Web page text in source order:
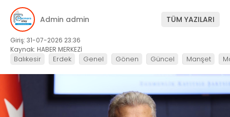
Admin admin TÜM YAZILARI
Giriş: 31-07-2026 23:36
Kaynak: HABER MERKEZİ
Balıkesir Erdek Genel Gönen Güncel Manşet